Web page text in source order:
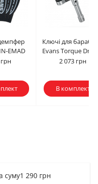
EMAD
Ключі для
Evans Torque
2 073 грн
В комплект
суму1 290 грн